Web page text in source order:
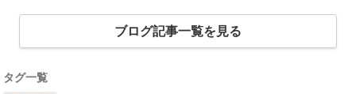
ブログ記事一覧を見る
タグ一覧